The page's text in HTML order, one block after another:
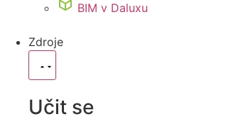
BIM v Daluxu
Zdroje
Učit se